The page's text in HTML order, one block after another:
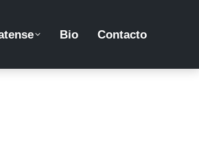
Bio Contacto